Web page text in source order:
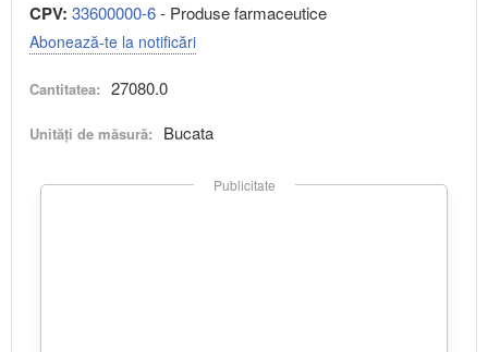
CPV: 33600000-6- Produse farmaceutice
Abonează-te la notificări
Cantitatea: 27080.0
Unități de măsură: Bucata
Publicitate